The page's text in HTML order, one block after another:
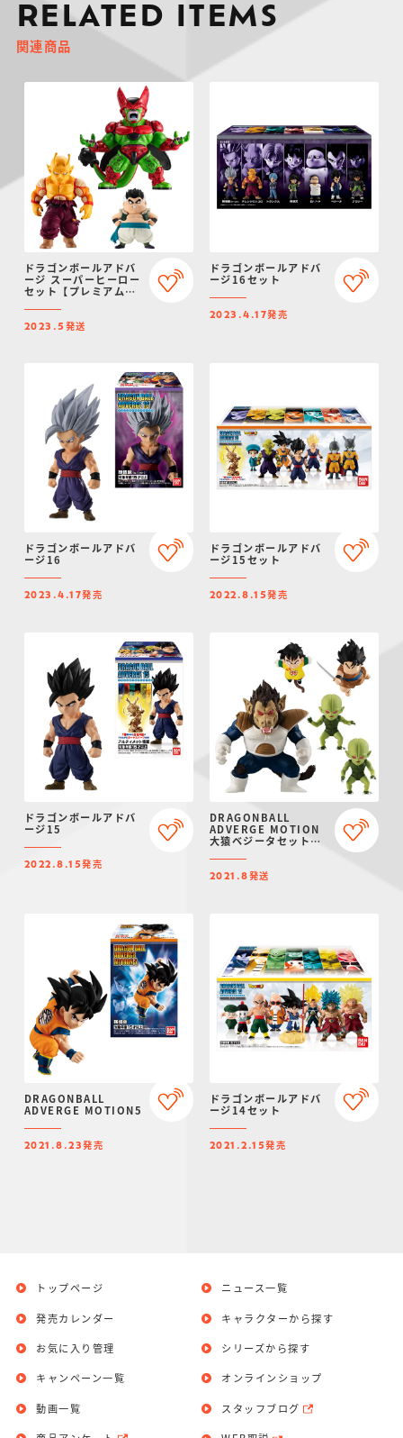
RELATED ITEMS
関連商品
ドラゴンボールアドバ
ージ スーパーヒーロー
セット【プレミアムバ
2023.5 発送
ドラゴンボールアドバ
ージ16セット
2023.4.17発売
ドラゴンボールアドバ
ージ16
2023.4.17発売
ドラゴンボールアドバ
ージ15セット
2022.8.15発売
ドラゴンボールアドバ
ージ15
2022.8.15発売
DRAGONBALL
ADVERGE MOTION
大猿ベジータセット
限定】
2021.8発送
DRAGONBALL
ADVERGE MOTION5
2021.8.23発売
ドラゴンボールアドバ
ージ14セット
2021.2.15発売
トップページ
発売カレンダー
お気に入り管理
ニュース一覧
キャラクターから探す
シリーズから探す
キャンペーン一覧
動画一覧
オンラインショップ
スタッフブログ